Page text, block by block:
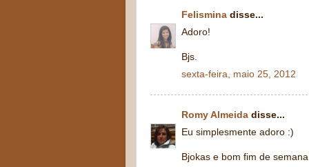
Felismina disse...
Adoro!
Bjs.
sexta-feira, maio 25, 2012
Romy Almeida disse...
Eu simplesmente adoro :)
Bjokas e bom fim de semana